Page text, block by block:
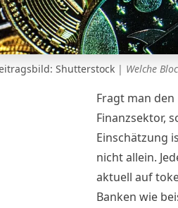
Shutterstock | Welche
Fragt man
Finanzsektor,
Einschätzung
nicht allein.
aktuell auf
Banken wie